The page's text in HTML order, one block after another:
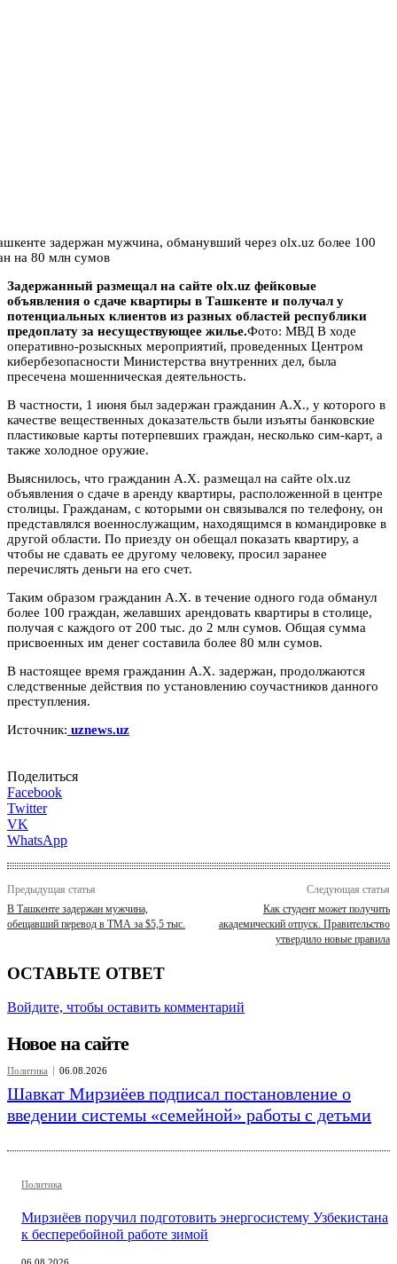
Задержанный размещал на сайте olx.uz фейковые
объявления о сдаче квартиры в Ташкенте и получал у
потенциальных клиентов из разных областей республики
предоплату за несуществующее жилье.Фото: МВД В ходе
оперативно-розыскных мероприятий, проведенных Центром
кибербезопасности Министерства внутренних дел, была
пресечена мошенническая деятельность.
В частности, 1 июня был задержан гражданин А.Х., у которого в
качестве вещественных доказательств были изъяты банковские
пластиковые карты потерпевших граждан, несколько сим-карт, а
также холодное оружие.
Выяснилось, что гражданин А.Х. размещал на сайте olx.uz
объявления о сдаче в аренду квартиры, расположенной в центре
столицы. Гражданам, с которыми он связывался по телефону, он
представлялся военнослужащим, находящимся в командировке в
другой области. По приезду он обещал показать квартиру, а
чтобы не сдавать ее другому человеку, просил заранее
перечислять деньги на его счет.
Таким образом гражданин А.Х. в течение одного года обманул
более 100 граждан, желавших арендовать квартиры в столице,
получая с каждого от 200 тыс. до 2 млн сумов. Общая сумма
присвоенных им денег составила более 80 млн сумов.
В настоящее время гражданин А.Х. задержан, продолжаются
следственные действия по установлению соучастников данного
преступления.
Источник: uznews.uz
Поделиться
Facebook
Twitter
VK
WhatsApp
Предыдущая статья
В Ташкенте задержан мужчина,
обещавший перевод в ТМА за $5,5 тыс.
Следующая статья
Как студент может получить
академический отпуск. Правительство
утвердило новые правила
ОСТАВЬТЕ ОТВЕТ
Войдите, чтобы оставить комментарий
Новое на сайте
Политика 06.08.2026
Шавкат Мирзиёев подписал постановление о
введении системы «семейной» работы с детьми
Политика
Мирзиёев поручил подготовить энергосистему Узбекистана
к бесперебойной работе зимой